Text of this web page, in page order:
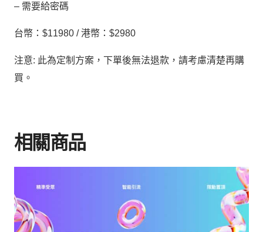
– 需要給密碼
台幣：$11980 / 港幣：$2980
注意: 此為定制方案，下單後無法退款，請考慮清楚再購
買。
相關商品